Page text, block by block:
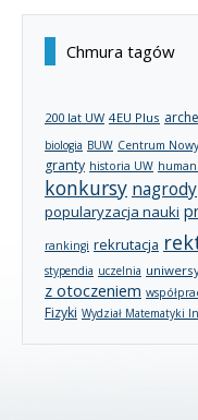
Chmura tagów
200 lat UW 4EU Plus
biologia BUW Centrum
granty historia UW
konkursy nagrody
popularyzacja nauki
rankingi rekrutacja
stypendia uczelnia
z otoczeniem
Fizyki Wydział Matematyki